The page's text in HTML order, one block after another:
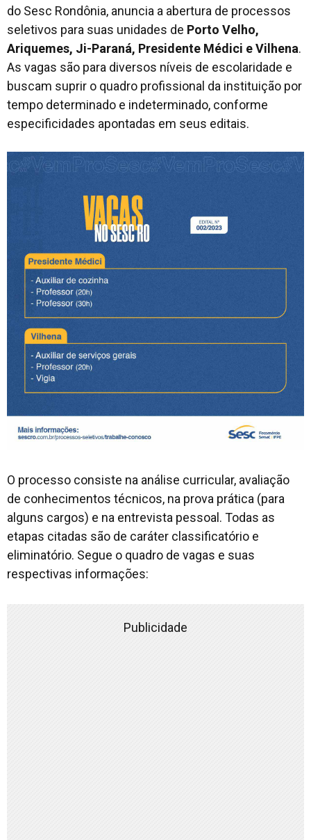
do Sesc Rondônia, anuncia a abertura de processos
seletivos para suas unidades de Porto Velho,
Ariquemes, Ji-Paraná, Presidente Médici e Vilhena.
As vagas são para diversos níveis de escolaridade e
buscam suprir o quadro profissional da instituição por
tempo determinado e indeterminado, conforme
especificidades apontadas em seus editais.
O processo consiste na análise curricular, avaliação
de conhecimentos técnicos, na prova prática (para
alguns cargos) e na entrevista pessoal. Todas as
etapas citadas são de caráter classificatório e
eliminatório. Segue o quadro de vagas e suas
respectivas informações:
Publicidade